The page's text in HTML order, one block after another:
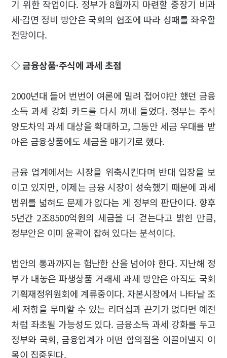
기 위한 작업이다. 정부가 8월까지 마련할 중장기 비과
세·감면 정비 방안은 국회의 협조에 따라 성패를 좌우할
전망이다.
◇ 금융상품·주식에 과세 초점
2000년대 들어 번번이 여론에 밀려 접어야만 했던 금융
소득 과세 강화 카드를 다시 꺼내 들었다. 정부는 주식
양도차익 과세 대상을 확대하고, 그동안 세금 우대를 받
아온 금융상품에도 세금을 매기기로 했다.
금융 업계에서는 시장을 위축시킨다며 반대 입장을 보
이고 있지만, 이제는 금융 시장이 성숙했기 때문에 과세
범위를 넓혀도 문제가 없다는 게 정부의 판단이다. 향후
5년간 2조8500억원의 세금을 더 걷는다고 밝힌 만큼,
정부안은 이미 윤곽이 잡혀 있다는 분석이다.
법안의 통과까지는 험난한 산을 넘어야 한다. 지난해 정
부가 내놓은 파생상품 거래세 과세 방안은 아직도 국회
기획재정위원회에 계류중이다. 자본시장에서 나타날 조
세 저항을 무마할 수 있는 리더십과 끈기가 없다면 예전
처럼 좌초될 가능성도 있다. 금융소득 과세 강화를 두고
정부와 국회, 금융업계가 어떤 합의점을 이끌어낼지 이
목이 집중된다.